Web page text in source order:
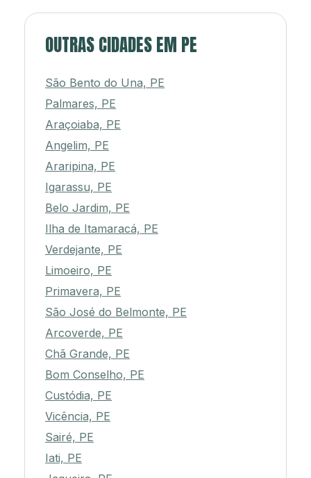
OUTRAS CIDADES EM PE
São Bento do Una, PE
Palmares, PE
Araçoiaba, PE
Angelim, PE
Araripina, PE
Igarassu, PE
Belo Jardim, PE
Ilha de Itamaracá, PE
Verdejante, PE
Limoeiro, PE
Primavera, PE
São José do Belmonte, PE
Arcoverde, PE
Chã Grande, PE
Bom Conselho, PE
Custódia, PE
Vicência, PE
Sairé, PE
Iati, PE